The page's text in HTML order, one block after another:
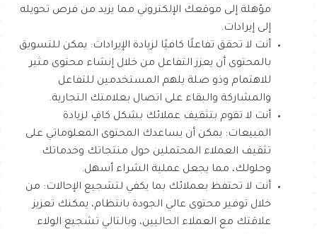
مؤهلة إلى موقعك الإلكتروني مما يزيد من فرص تحويله
إلى إيرادات.
أنت لا تحقق تفاعلًا كافيًا لزيادة الإيرادات: يمكن للتسويق
بالمحتوى أن يعزز التفاعل من خلال إنشاء محتوى مثير
للاهتمام وذو صلة يلهم المستخدمين للتفاعل
والمشاركة والبقاء على اتصال بعلامتك التجارية.
أنت لا تقوم بتثقيف عملائك بشكل كافٍ لزيادة
المبيعات: يمكن أن يساعدك المحتوى المعلوماتي على
تثقيف العملاء المحتملين حول منتجاتك وخدماتك
وحلولك، مما يجعل عملية الشراء أسهل.
أنت لا تحتفظ بعملائك بما يكفي لتشجيع الإحالات: من
خلال توفير محتوى عالي الجودة بانتظام، يمكنك تعزيز
علاقتك مع العملاء الحاليين، وبالتالي تشجيع الولاء